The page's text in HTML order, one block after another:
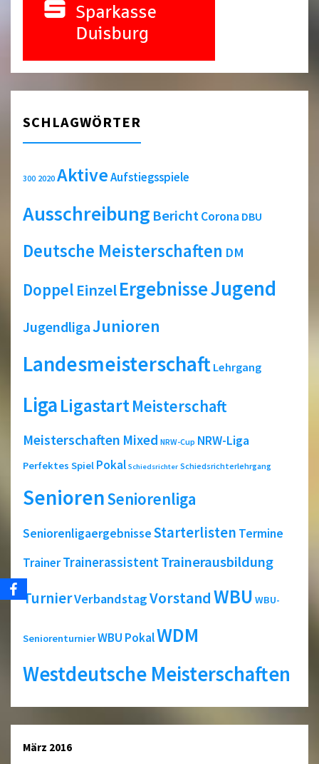
SCHLAGWÖRTER
300 2020 AktiveAufstiegsspiele
Ausschreibung BerichtCorona DBU
Deutsche Meisterschaften DM
Doppel EinzelErgebnisseJugend
JugendligaJunioren
Landesmeisterschaft Lehrgang
LigaLigastartMeisterschaft
Meisterschaften Mixed NRW-Cup NRW-Liga
Perfektes Spiel Pokal Schiedsrichter Schiedsrichterlehrgang
SeniorenSeniorenliga
SeniorenligaergebnisseStarterlisten Termine
TrainerTrainerassistentTrainerausbildung
TurnierVerbandstagVorstandWBU WBU-
SeniorenturnierWBU PokalWDM
Westdeutsche Meisterschaften
März 2016